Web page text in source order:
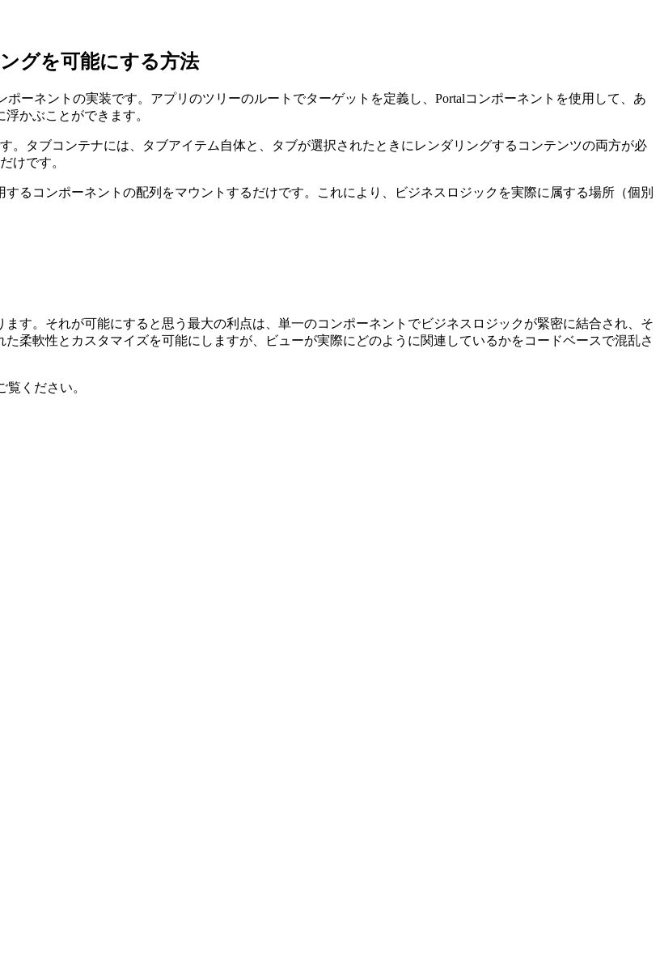
グを可能にする方法
ーネントの実装です。アプリのツリーのルートでターゲットを定義し、Portalコンポーネントを使用して、あ
浮かぶことができます。
。タブコンテナには、タブアイテム自体と、タブが選択されたときにレンダリングするコンテンツの両方が必
けです。
す。それが可能にすると思う最大の利点は、単一のコンポーネントでビジネスロジックが緊密に結合され、そ
柔軟性とカスタマイズを可能にしますが、ビューが実際にどのように関連しているかをコードベースで混乱さ
覧ください。